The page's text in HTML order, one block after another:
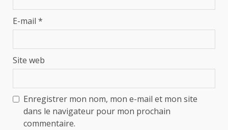
E-mail *
Site web
Enregistrer mon nom, mon e-mail et mon site
dans le navigateur pour mon prochain
commentaire.